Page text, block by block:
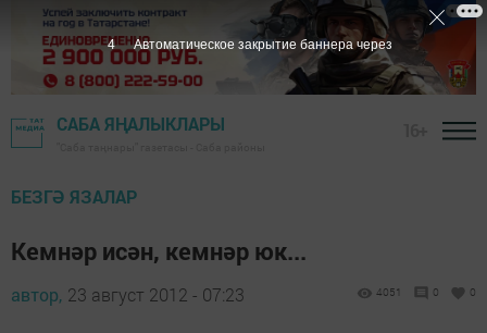
САБА ЯҢАЛЫКЛАРЫ
БЕЗГӘ ЯЗАЛАР
Кемнәр исән, кемнәр юк...
автор, 23 август 2012 - 07:23 4051 0 0
3 Автоматическое закрытие баннера через